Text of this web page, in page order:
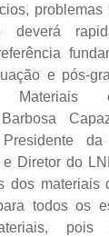
deverá
e pós-
Materiais
da
Diretor do
dos materiais
todos os
pois